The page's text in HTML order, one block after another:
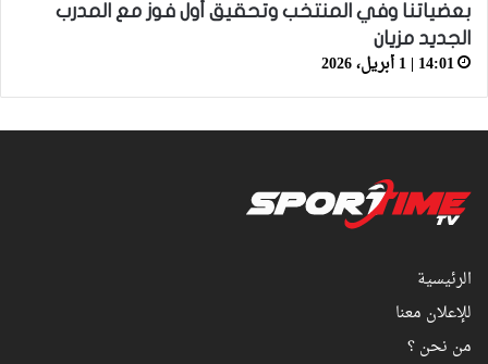
بعضياتنا وفي المنتخب وتحقيق أول فوز مع المدرب
الجديد مزيان
14:01 | 1 أبريل، 2026
الرئيسية
للإعلان معنا
من نحن ؟